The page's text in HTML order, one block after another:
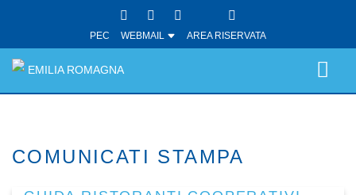
PEC WEBMAIL AREA RISERVATA
EMILIA ROMAGNA
COMUNICATI STAMPA